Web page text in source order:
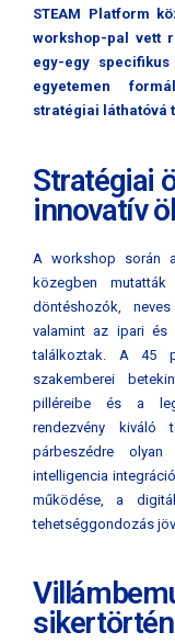
STEAM Platform
workshop-pal vett
egy-egy
egyetemen
stratégiai láthatóvá
Stratégiai
innovatív
A workshop során
közegben
döntéshozók,
valamint az ipari és
találkoztak. A 45
szakemberei
pilléreibe és a
rendezvény kiváló
párbeszédre
intelligencia
működése, a
tehetséggondozás